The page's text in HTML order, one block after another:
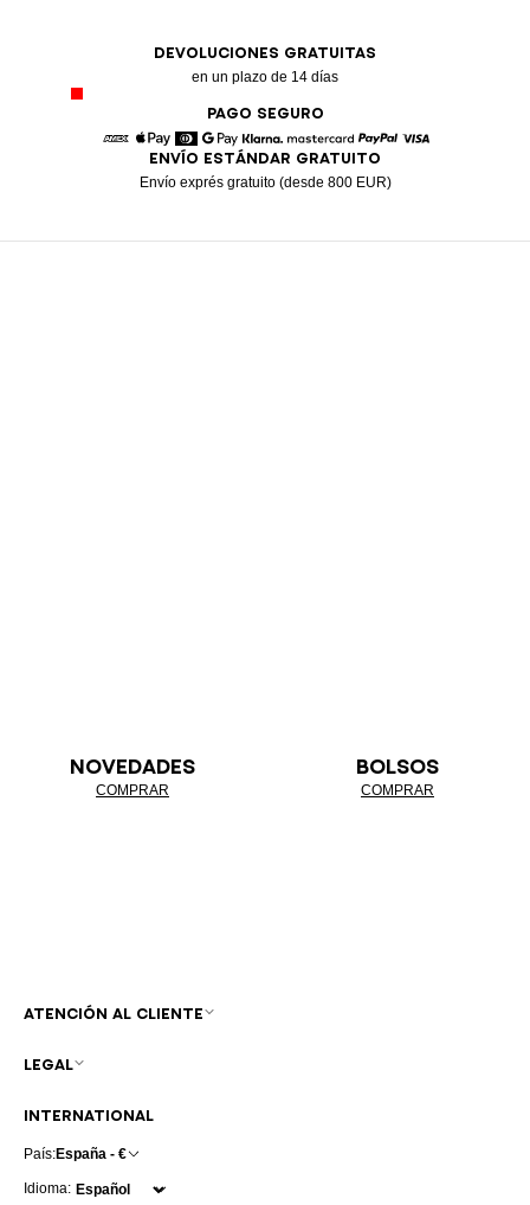
DEVOLUCIONES GRATUITAS
en un plazo de 14 días
PAGO SEGURO
American Express
Apple Pay
DinersGoogle Pay
Klarna MastercardPaypal
ENVÍO ESTÁNDAR GRATUITO
Envío exprés gratuito (desde 800 EUR)
NOVEDADES
COMPRAR
BOLSOS
COMPRAR
INTERNATIONAL
País:España - €
Idioma:
ATENCIÓN AL CLIENTE
LEGAL